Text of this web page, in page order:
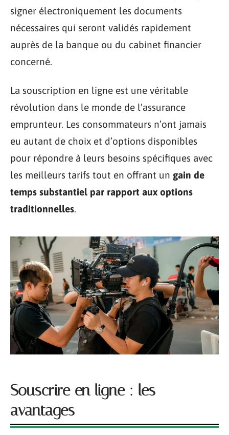
signer électroniquement les documents
nécessaires qui seront validés rapidement
auprès de la banque ou du cabinet financier
concerné.
La souscription en ligne est une véritable
révolution dans le monde de l’assurance
emprunteur. Les consommateurs n’ont jamais
eu autant de choix et d’options disponibles
pour répondre à leurs besoins spécifiques avec
les meilleurs tarifs tout en offrant un gain de
temps substantiel par rapport aux options
traditionnelles.
Souscrire en ligne : les
avantages